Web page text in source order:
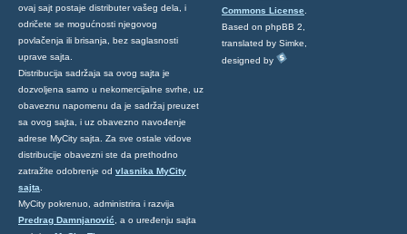
ovaj sajt postaje distributer vašeg dela, i
odričete se mogućnosti njegovog
povlačenja ili brisanja, bez saglasnosti
uprave sajta.
Distribucija sadržaja sa ovog sajta je
dozvoljena samo u nekomercijalne svrhe, uz
obaveznu napomenu da je sadržaj preuzet
sa ovog sajta, i uz obavezno navođenje
adrese MyCity sajta. Za sve ostale vidove
distribucije obavezni ste da prethodno
zatražite odobrenje od vlasnika MyCity
sajta
MyCity pokrenuo, administrira i razvija
Predrag Damnjanović , a o uređenju sajta
Commons License
Based on phpBB 2,
translated by Simke,
designed by